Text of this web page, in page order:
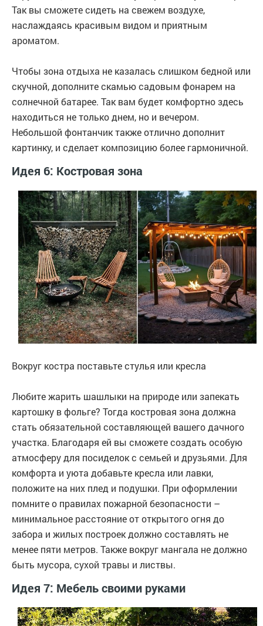
Так вы сможете сидеть на свежем воздухе,
наслаждаясь красивым видом и приятным
ароматом.
Чтобы зона отдыха не казалась слишком бедной или
скучной, дополните скамью садовым фонарем на
солнечной батарее. Так вам будет комфортно здесь
находиться не только днем, но и вечером.
Небольшой фонтанчик также отлично дополнит
картинку, и сделает композицию более гармоничной.
Идея 6: Костровая зона
Вокруг костра поставьте стулья или кресла
Любите жарить шашлыки на природе или запекать
картошку в фольге? Тогда костровая зона должна
стать обязательной составляющей вашего дачного
участка. Благодаря ей вы сможете создать особую
атмосферу для посиделок с семьей и друзьями. Для
комфорта и уюта добавьте кресла или лавки,
положите на них плед и подушки. При оформлении
помните о правилах пожарной безопасности –
минимальное расстояние от открытого огня до
забора и жилых построек должно составлять не
менее пяти метров. Также вокруг мангала не должно
быть мусора, сухой травы и листвы.
Идея 7: Мебель своими руками